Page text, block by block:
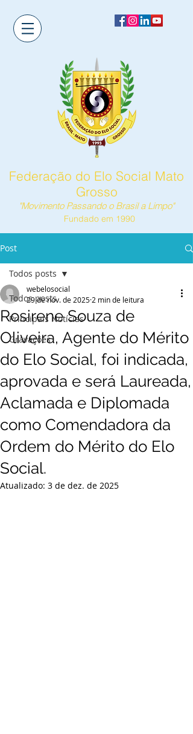
Federação do Elo Social Mato
Grosso
"Movimento Passando o Brasil a Limpo"
Fundado em 1990
Post
Todos posts
Principais Notícias
Gravações
Todos posts
Rosirene Souza de
Oliveira, Agente do Mérito
do Elo Social, foi indicada,
aprovada e será Laureada,
Aclamada e Diplomada
como Comendadora da
Ordem do Mérito do Elo
Social.
webelosocial
29 de nov. de 2025 2 min de leitura
Atualizado: 3 de dez. de 2025